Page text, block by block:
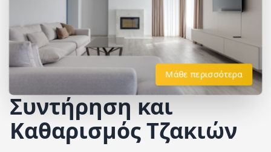
Μάθε περισσότερα
Συντήρηση και
Καθαρισμός Τζακιών